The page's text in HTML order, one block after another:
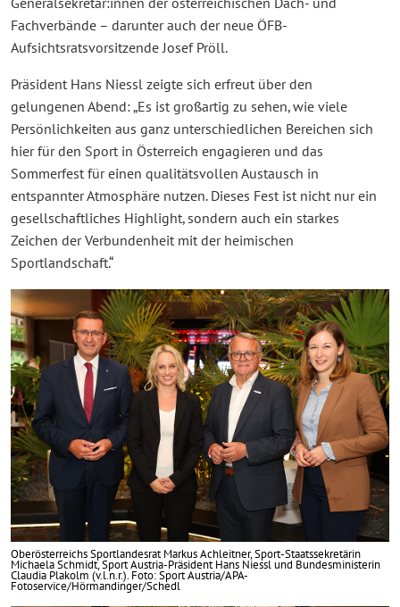
Generalsekretär:innen der österreichischen Dach- und
Fachverbände – darunter auch der neue ÖFB-
Aufsichtsratsvorsitzende Josef Pröll.
Präsident Hans Niessl zeigte sich erfreut über den
gelungenen Abend: „Es ist großartig zu sehen, wie viele
Persönlichkeiten aus ganz unterschiedlichen Bereichen sich
hier für den Sport in Österreich engagieren und das
Sommerfest für einen qualitätsvollen Austausch in
entspannter Atmosphäre nutzen. Dieses Fest ist nicht nur ein
gesellschaftliches Highlight, sondern auch ein starkes
Zeichen der Verbundenheit mit der heimischen
Sportlandschaft.“
Oberösterreichs Sportlandesrat Markus Achleitner, Sport-Staatssekretärin
Michaela Schmidt, Sport Austria-Präsident Hans Niessl und Bundesministerin
Claudia Plakolm (v.l.n.r.). Foto: Sport Austria/APA-
Fotoservice/Hörmandinger/Schedl